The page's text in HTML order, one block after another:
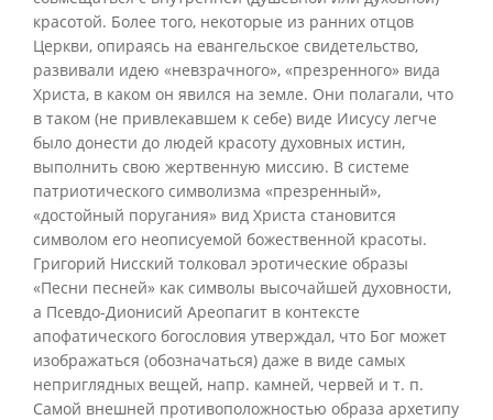
красотой. Более того, некоторые из ранних отцов
Церкви, опираясь на евангельское свидетельство,
развивали идею «невзрачного», «презренного» вида
Христа, в каком он явился на земле. Они полагали, что
в таком (не привлекавшем к себе) виде Иисусу легче
было донести до людей красоту духовных истин,
выполнить свою жертвенную миссию. В системе
патриотического символизма «презренный»,
«достойный поругания» вид Христа становится
символом его неописуемой божественной красоты.
Григорий Нисский толковал эротические образы
«Песни песней» как символы высочайшей духовности,
а Псевдо-Дионисий Ареопагит в контексте
апофатического богословия утверждал, что Бог может
изображаться (обозначаться) даже в виде самых
неприглядных вещей, напр. камней, червей и т. п.
Самой внешней противоположностью образа архетипу